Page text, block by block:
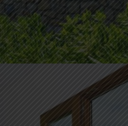
PERSIANE IN ALLUMINIO